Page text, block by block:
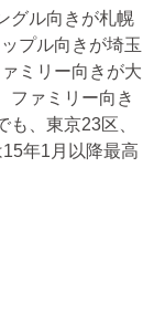
グル向きが札幌
プル向きが埼玉
ミリー向きが大
ファミリー向き
、東京23区、
年1月以降最高